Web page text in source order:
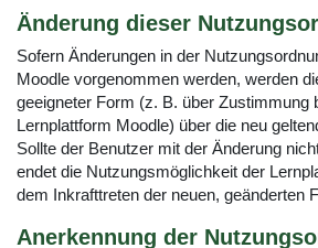
Änderung dieser
Sofern Änderungen in der
Moodle vorgenommen werden, werden
geeigneter Form (z. B. über Zustimmung
Lernplattform Moodle) über die neu
Sollte der Benutzer mit der Änderung
endet die Nutzungsmöglichkeit der
dem Inkrafttreten der neuen, geänderten
Anerkennung der